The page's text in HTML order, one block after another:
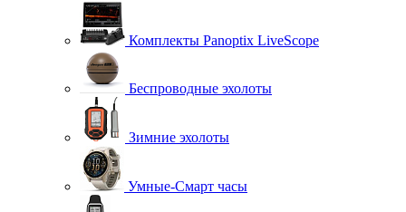
Комплекты Panoptix LiveScope
Беспроводные эхолоты
Зимние эхолоты
Умные-Смарт часы